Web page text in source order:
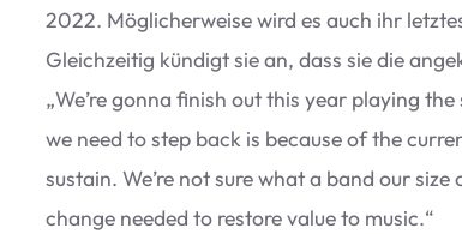
2022. Mög­li­cher­weise wird es auch ihr
Gleich­zei­tig kün­digt sie an, dass sie die
„We’re gonna finish out this year play­ing
we need to step back is because of the
sus­tain. We’re not sure what a band our
change nee­ded to res­tore value to music.“